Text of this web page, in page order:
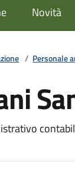
Novità
/ Personale